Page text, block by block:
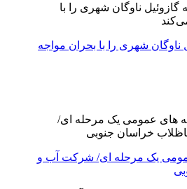
ناوگان شهری را با بحران مواجه
یک مرحله ای/ شرکت آب و